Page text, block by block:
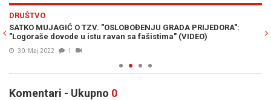
DRUŠTVO
SATKO MUJAGIĆ O TZV. "OSLOBOĐENJU GRADA PRIJEDORA":
"Logoraše dovode u istu ravan sa fašistima" (VIDEO)
30. Maj 2022 1
Komentari - Ukupno 0